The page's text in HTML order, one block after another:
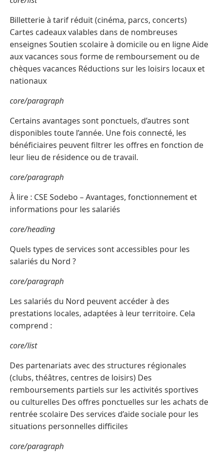
Billetterie à tarif réduit (cinéma, parcs, concerts)
Cartes cadeaux valables dans de nombreuses
enseignes Soutien scolaire à domicile ou en ligne Aide
aux vacances sous forme de remboursement ou de
chèques vacances Réductions sur les loisirs locaux et
nationaux
core/paragraph
Certains avantages sont ponctuels, d’autres sont
disponibles toute l’année. Une fois connecté, les
bénéficiaires peuvent filtrer les offres en fonction de
leur lieu de résidence ou de travail.
core/paragraph
À lire : CSE Sodebo – Avantages, fonctionnement et
informations pour les salariés
core/heading
Quels types de services sont accessibles pour les
salariés du Nord ?
core/paragraph
Les salariés du Nord peuvent accéder à des
prestations locales, adaptées à leur territoire. Cela
comprend :
core/list
Des partenariats avec des structures régionales
(clubs, théâtres, centres de loisirs) Des
remboursements partiels sur les activités sportives
ou culturelles Des offres ponctuelles sur les achats de
rentrée scolaire Des services d’aide sociale pour les
situations personnelles difficiles
core/paragraph